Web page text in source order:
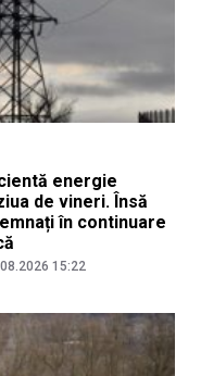
energie
de vineri. Însă
în continuare
15:22